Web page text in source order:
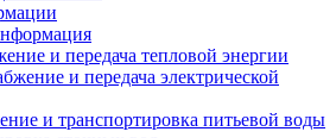
и передача тепловой энергии
и передача электрической
и транспортировка питьевой воды